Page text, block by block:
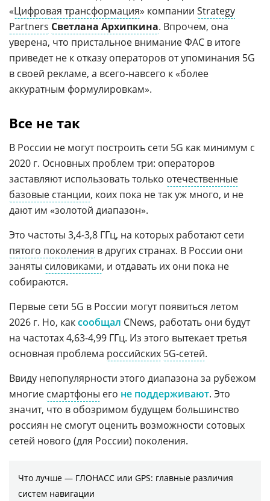
«Цифровая трансформация» компании Strategy
Partners Светлана Архипкина. Впрочем, она
уверена, что пристальное внимание ФАС в итоге
приведет не к отказу операторов от упоминания 5G
в своей рекламе, а всего-навсего к «более
аккуратным формулировкам».
Все не так
В России не могут построить сети 5G как минимум с
2020 г. Основных проблем три: операторов
заставляют использовать только отечественные
базовые станции, коих пока не так уж много, и не
дают им «золотой диапазон».
Это частоты 3,4-3,8 ГГц, на которых работают сети
пятого поколения в других странах. В России они
заняты силовиками, и отдавать их они пока не
собираются.
Первые сети 5G в России могут появиться летом
2026 г. Но, каксообщал CNews, работать они будут
на частотах 4,63-4,99 ГГц. Из этого вытекает третья
основная проблема российских 5G-сетей.
Ввиду непопулярности этого диапазона за рубежом
многие смартфоны его не поддерживают. Это
значит, что в обозримом будущем большинство
россиян не смогут оценить возможности сотовых
сетей нового (для России) поколения.
Что лучше — ГЛОНАСС или GPS: главные различия
систем навигации